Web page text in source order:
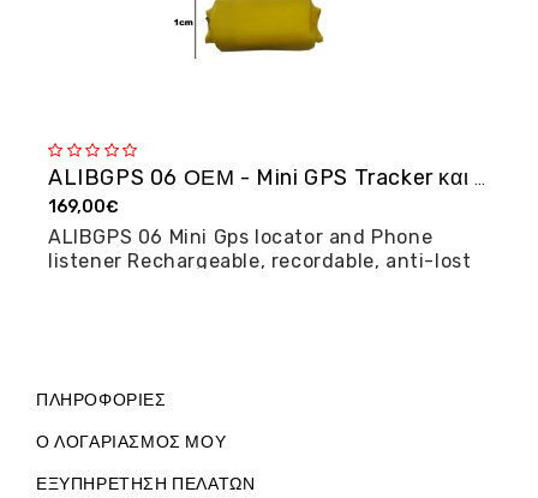
ALIBGPS 06 ΟΕΜ - Mini GPS Tracker και φω�...
169,00€
ALIBGPS 06 Mini Gps locator and Phone
listener Rechargeable, recordable, anti-lost
ΠΛΗΡΟΦΟΡΊΕΣ
Ο ΛΟΓΑΡΙΑΣΜΌΣ ΜΟΥ
ΕΞΥΠΗΡΈΤΗΣΗ ΠΕΛΑΤΏΝ